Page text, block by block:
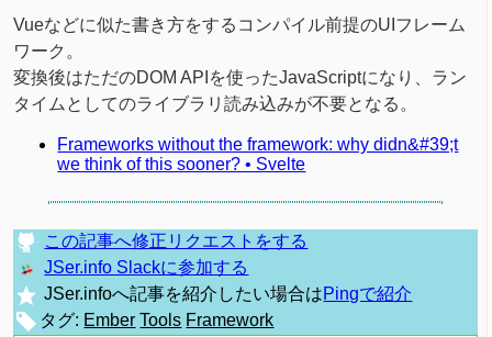
Vueなどに似た書き方をするコンパイル前提のUIフレーム
ワーク。
変換後はただのDOM APIを使ったJavaScriptになり、ラン
タイムとしてのライブラリ読み込みが不要となる。
Frameworks without the framework: why didn&#39;t
we think of this sooner? • Svelte
この記事へ修正リクエストをする
JSer.info Slackに参加する
JSer.infoへ記事を紹介したい場合はPingで紹介
タグ: Ember Tools Framework